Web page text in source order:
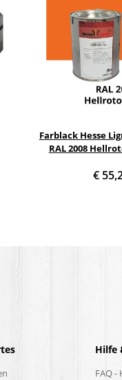
Farblack Hesse
RAL 2008
€
Hilfe
FAQ -